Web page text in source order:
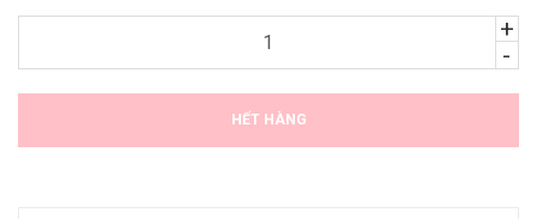
+
-
HẾT HÀNG